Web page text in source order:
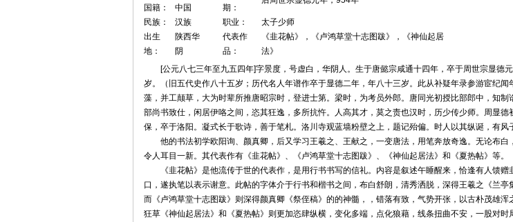
国籍：
中国
民族：
汉族
出生
地：
陕西华
阴
期：
职业：
太子少师
代表作
品：
《韭花帖》，《卢鸿草堂十志图跋》，《神仙起居
法》
[公元八七三年至九五四年]字景度，号虚白，华阴人。生于唐懿宗咸通十四年，卒于周世宗显德
岁。（旧五代史作八十五岁；历代名人年谱作卒于显德二年，年八十三岁。此从补疑年录参游宦纪闻
藻，并工颠草，大为时辈所推唐昭宗时，登进士第。梁时，为考员外郎。唐同光初授比部郎中，知制
部尚书致仕，闲居伊咯之间，恣其狂逸，多所抗忤。人高其才，莫之责也汉时，历少传少师。周显德
保，卒于洛阳。凝式长于歌诗，善于笔札。洛川寺观蓝墙粉壁之上，题记殆偏。时人以其纵诞，有风
他的书法初学欧阳询、颜真卿，后又学习王羲之、王献之，一变唐法，用笔奔放奇逸。无论布白
令人耳目一新。其代表作有《韭花帖》、《卢鸿草堂十志图跋》、《神仙起居法》和《夏热帖》等。
《韭花帖》是他流传于世的代表作，是用行书书写的信礼。内容是叙述午睡醒来，恰逢有人馈赠
口，遂执笔以表示谢意。此帖的字体介于行书和楷书之间，布白舒朗，清秀洒脱，深得王羲之《兰亭
而《卢鸿草堂十志图跋》则深得颜真卿《祭侄稿》的的神髓，，错落有致，气势开张，以古朴茂雄浑
狂草《神仙起居法》和《夏热帖》则更加恣肆纵横，变化多端，点化狼藉，线条扭曲不安，一股对时